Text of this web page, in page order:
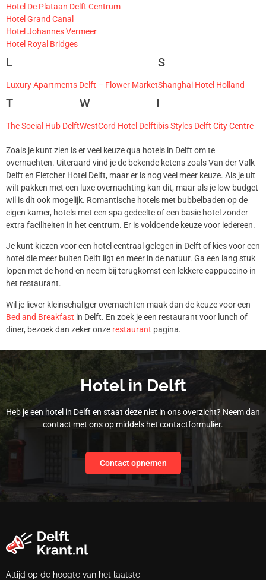
Hotel De Plataan Delft Centrum
Hotel Grand Canal
Hotel Johannes Vermeer
Hotel Royal Bridges
L
Luxury Apartments Delft – Flower Market
S
Shanghai Hotel Holland
T
The Social Hub Delft
W
WestCord Hotel Delft
I
ibis Styles Delft City Centre
Zoals je kunt zien is er veel keuze qua hotels in Delft om te
overnachten. Uiteraard vind je de bekende ketens zoals Van der Valk
Delft en Fletcher Hotel Delft, maar er is nog veel meer keuze. Als je uit
wilt pakken met een luxe overnachting kan dit, maar als je low budget
wil is dit ook mogelijk. Romantische hotels met bubbelbaden op de
eigen kamer, hotels met een spa gedeelte of een basic hotel zonder
extra faciliteiten in het centrum. Er is voldoende keuze voor iedereen.
Je kunt kiezen voor een hotel centraal gelegen in Delft of kies voor een
hotel die meer buiten Delft ligt en meer in de natuur. Ga een lang stuk
lopen met de hond en neem bij terugkomst een lekkere cappuccino in
het restaurant.
Wil je liever kleinschaliger overnachten maak dan de keuze voor een
Bed and Breakfast in Delft. En zoek je een restaurant voor lunch of
diner, bezoek dan zeker onze restaurant pagina.
Hotel in Delft
Heb je een hotel in Delft en staat deze niet in ons overzicht? Neem dan
contact met ons op middels het contactformulier.
Contact opnemen
Altijd op de hoogte van het laatste